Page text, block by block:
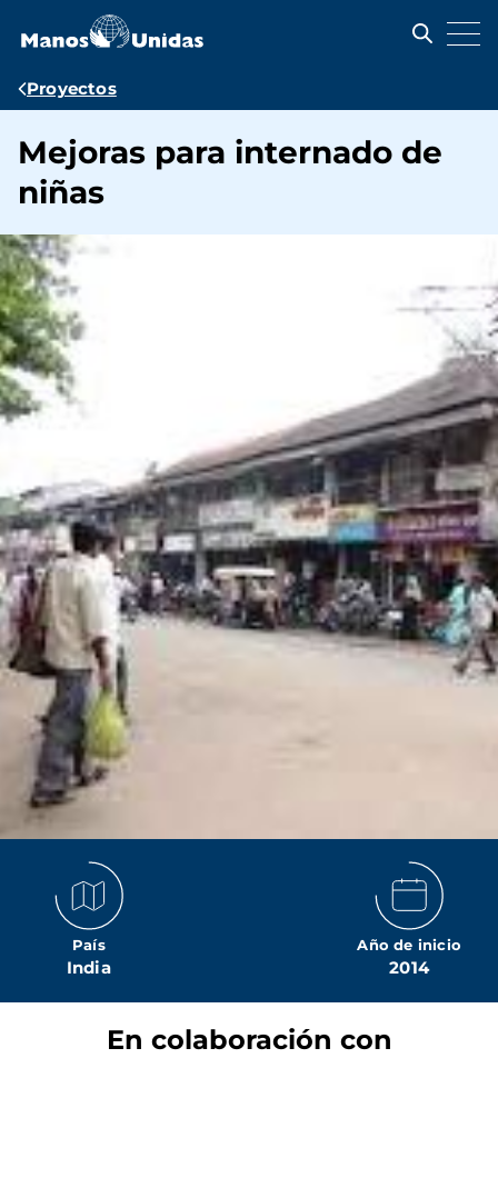
contenido
Ruta
navegación
Proyectos
Mejoras para internado de
niñas
País
India
Año de inicio
2014
En colaboración con